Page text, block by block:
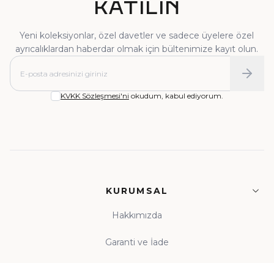
KATILIN
Yeni koleksiyonlar, özel davetler ve sadece üyelere özel
ayrıcalıklardan haberdar olmak için bültenimize kayıt olun.
KVKK Sözleşmesi'ni okudum, kabul ediyorum.
KURUMSAL
Hakkımızda
Garanti ve İade